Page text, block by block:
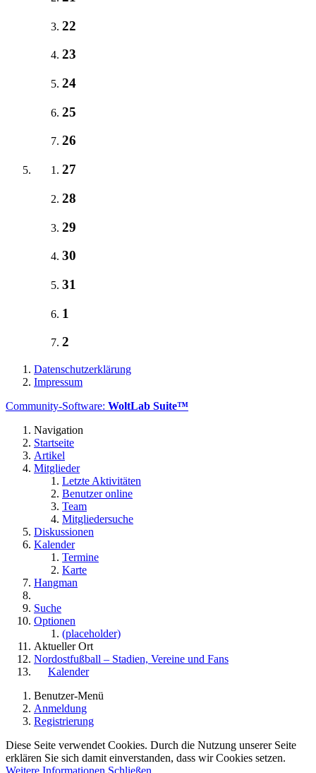
22
23
24
25
26
27
28
29
30
31
1
2
Datenschutzerklärung
Impressum
Community-Software: WoltLab Suite™
Navigation
Startseite
Artikel
Mitglieder
Letzte Aktivitäten
Benutzer online
Team
Mitgliedersuche
Diskussionen
Kalender
Termine
Karte
Hangman
Suche
Optionen
(placeholder)
Aktueller Ort
Nordostfußball – Stadien, Vereine und Fans
Kalender
Benutzer-Menü
Anmeldung
Registrierung
Diese Seite verwendet Cookies. Durch die Nutzung unserer Seite
erklären Sie sich damit einverstanden, dass wir Cookies setzen.